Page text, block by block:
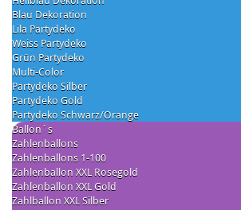
Blau Dekoration
Lila Partydeko
Weiss Partydeko
Grün Partydeko
Multi-Color
Partydeko Silber
Partydeko Gold
Partydeko Schwarz/Orange
Ballon´s
Zahlenballons
Zahlenballons 1-100
Zahlenballon XXL Rosegold
Zahlenballon XXL Gold
Zahlballon XXL Silber